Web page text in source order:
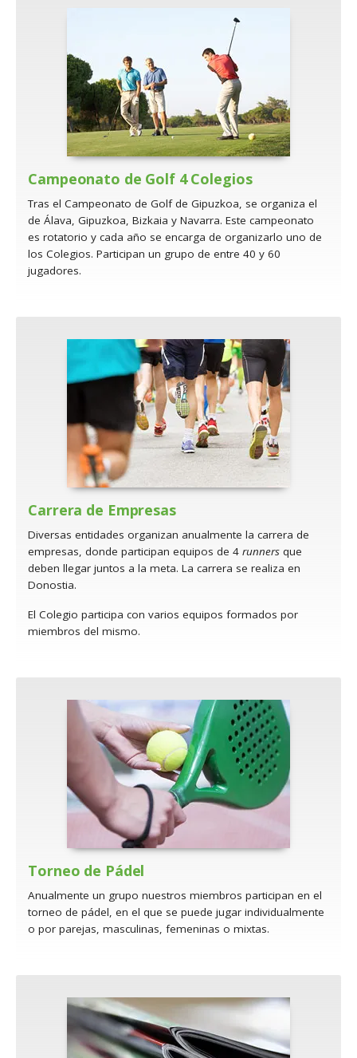
Campeonato de Golf 4 Colegios
Tras el Campeonato de Golf de Gipuzkoa, se organiza el
de Álava, Gipuzkoa, Bizkaia y Navarra. Este campeonato
es rotatorio y cada año se encarga de organizarlo uno de
los Colegios. Participan un grupo de entre 40 y 60
jugadores.
Carrera de Empresas
Diversas entidades organizan anualmente la carrera de
empresas, donde participan equipos de 4runners que
deben llegar juntos a la meta. La carrera se realiza en
Donostia.
El Colegio participa con varios equipos formados por
miembros del mismo.
Torneo de Pádel
Anualmente un grupo nuestros miembros participan en el
torneo de pádel, en el que se puede jugar individualmente
o por parejas, masculinas, femeninas o mixtas.